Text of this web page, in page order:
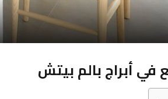
في أبراج بالم بيتش